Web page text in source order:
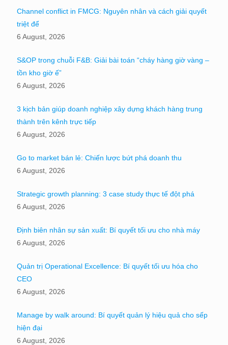
Channel conflict in FMCG: Nguyên nhân và cách giải quyết
triệt để
6 August, 2026
S&OP trong chuỗi F&B: Giải bài toán “cháy hàng giờ vàng –
tồn kho giờ ế”
6 August, 2026
3 kịch bản giúp doanh nghiệp xây dựng khách hàng trung
thành trên kênh trực tiếp
6 August, 2026
Go to market bán lẻ: Chiến lược bứt phá doanh thu
6 August, 2026
Strategic growth planning: 3 case study thực tế đột phá
6 August, 2026
Định biên nhân sự sản xuất: Bí quyết tối ưu cho nhà máy
6 August, 2026
Quản trị Operational Excellence: Bí quyết tối ưu hóa cho
CEO
6 August, 2026
Manage by walk around: Bí quyết quản lý hiệu quả cho sếp
hiện đại
6 August, 2026